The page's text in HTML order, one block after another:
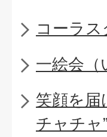
コーラ
一絵会（
笑顔を届
チャチャ”